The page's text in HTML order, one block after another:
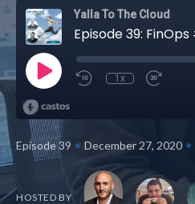
Yalla To The Cloud
Episode 39:
1x
Episode 39 • December 27, 2020 •
HOSTED BY